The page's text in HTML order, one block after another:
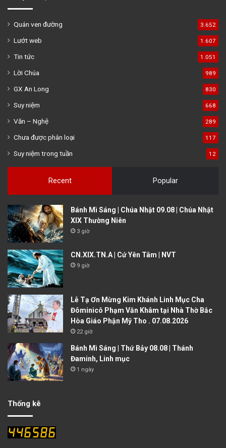
Quán ven đường 3.652
Lướt web 1.607
Tin tức 1.051
Lời Chúa 989
GX An Long 830
Suy niệm 668
Văn – Nghệ 289
Chưa được phân loại 117
Suy niệm trong tuần 12
Recent Popular
Bánh Mì Sáng | Chúa Nhật 09.08 | Chúa Nhật
XIX Thường Niên
3 giờ
CN.XIX.TN.A | Cứ Yên Tâm | NVT
9 giờ
Lễ Tạ Ơn Mừng Kim Khánh Linh Mục Cha
Đôminicô Phạm Văn Khâm tại Nhà Thờ Bắc
Hòa Giáo Phận Mỹ Tho . 07.08.2026
22 giờ
Bánh Mì Sáng | Thứ Bảy 08.08 | Thánh
Đaminh, Linh mục
1 ngày
Thống kê